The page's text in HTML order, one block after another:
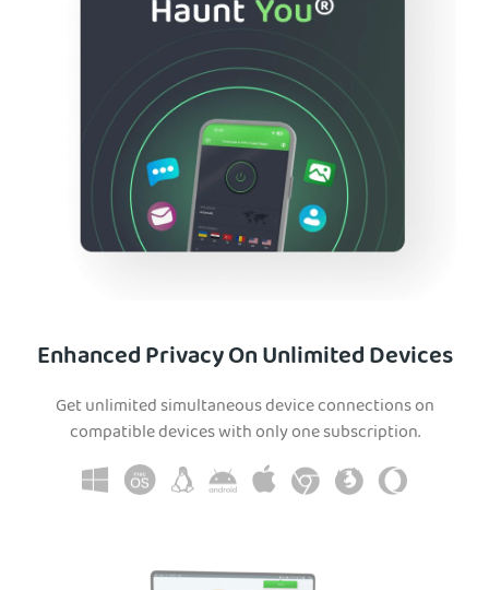
Enhanced Privacy On Unlimited Devices
Get unlimited simultaneous device connections on
compatible devices with only one subscription.